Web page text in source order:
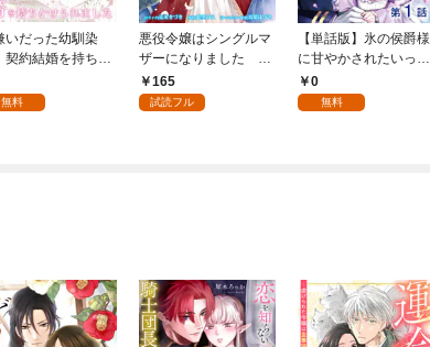
いだった幼馴染
契約結婚を持ちか
れました【第1
（エンジェライト
無料
悪役令嬢はシングルマ
ザーになりました 双
子を引き取りましたが
公爵様からの溺愛は想
165
試読フル
【単話版】氷の侯爵様
に甘やかされたいっ！
～シリアス展開しかな
い幼女に転生してしま
0
無料